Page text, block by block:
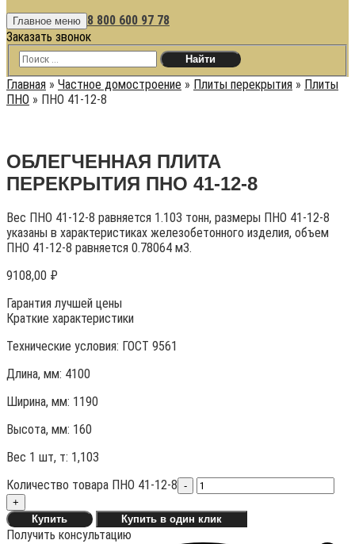
Главное меню 8 800 600 97 78
Заказать звонок
Главная » Частное домостроение » Плиты перекрытия » Плиты
ПНО » ПНО 41-12-8
ОБЛЕГЧЕННАЯ ПЛИТА
ПЕРЕКРЫТИЯ ПНО 41-12-8
Вес ПНО 41-12-8 равняется 1.103 тонн, размеры ПНО 41-12-8
указаны в характеристиках железобетонного изделия, объем
ПНО 41-12-8 равняется 0.78064 м3.
9108,00 ₽
Гарантия лучшей цены
Краткие характеристики
Технические условия: ГОСТ 9561
Длина, мм: 4100
Ширина, мм: 1190
Высота, мм: 160
Вес 1 шт, т: 1,103
Количество товара ПНО 41-12-8 -
+
Купить
Купить в один клик
Получить консультацию